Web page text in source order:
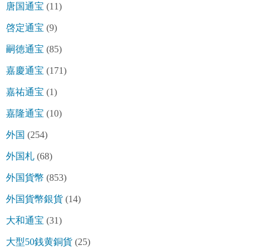
唐国通宝 (11)
啓定通宝 (9)
嗣徳通宝 (85)
嘉慶通宝 (171)
嘉祐通宝 (1)
嘉隆通宝 (10)
外国 (254)
外国札 (68)
外国貨幣 (853)
外国貨幣銀貨 (14)
大和通宝 (31)
大型50銭黄銅貨 (25)